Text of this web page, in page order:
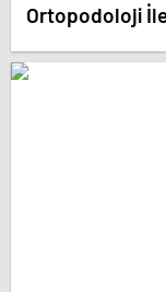
Ortopodoloji